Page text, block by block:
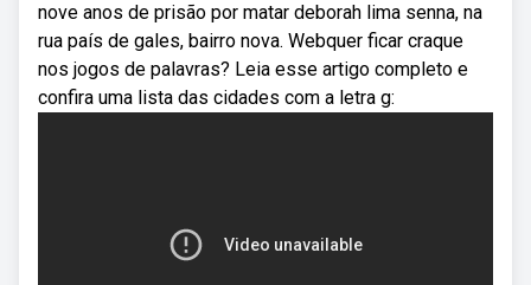
nove anos de prisão por matar deborah lima senna, na
rua país de gales, bairro nova. Webquer ficar craque
nos jogos de palavras? Leia esse artigo completo e
confira uma lista das cidades com a letra g: